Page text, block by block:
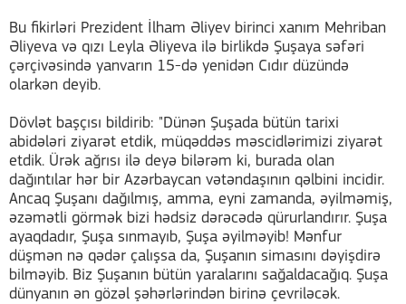
Bu fikirləri Prezident İlham Əliyev birinci xanım Mehriban
Əliyeva və qızı Leyla Əliyeva ilə birlikdə Şuşaya səfəri
çərçivəsində yanvarın 15-də yenidən Cıdır düzündə
olarkən deyib.
Dövlət başçısı bildirib: "Dünən Şuşada bütün tarixi
abidələri ziyarət etdik, müqəddəs məscidlərimizi ziyarət
etdik. Ürək ağrısı ilə deyə bilərəm ki, burada olan
dağıntılar hər bir Azərbaycan vətəndaşının qəlbini incidir.
Ancaq Şuşanı dağılmış, amma, eyni zamanda, əyilməmiş,
əzəmətli görmək bizi hədsiz dərəcədə qürurlandırır. Şuşa
ayaqdadır, Şuşa sınmayıb, Şuşa əyilməyib! Mənfur
düşmən nə qədər çalışsa da, Şuşanın simasını dəyişdirə
bilməyib. Biz Şuşanın bütün yaralarını sağaldacağıq. Şuşa
dünyanın ən gözəl şəhərlərindən birinə çevriləcək.